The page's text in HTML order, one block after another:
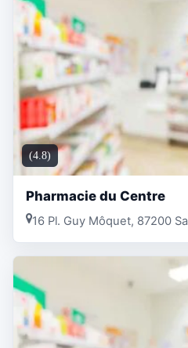
(4.8)
Pharmacie du Centre
16 Pl. Guy Môquet, 87200